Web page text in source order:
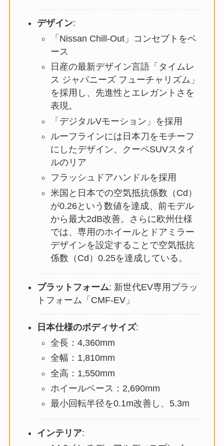
デザイン:
「Nissan Chill-Out」コンセプトをベ
ース
日産の最新デザイン言語「タイムレ
ス ジャパニーズ フューチャリズム」
を採用し、先進性とエレガントさを
表現。
「デジタルVモーション」を採用
ルーフラインには日本刀をモチーフ
にしたデザイン、クーペSUVスタイ
ルのリア
フラッシュドアハンドルを採用
米国と日本での空気抵抗係数（Cd）
が0.26という数値を達成、前モデル
から最大2dB改善。さらに欧州仕様
では、専用のホイールとドアミラー
デザインを設定することで空気抵抗
係数（Cd）0.25を達成している。
プラットフォーム: 新世代EV専用プラッ
トフォーム「CMF-EV」
日本仕様のボディサイズ:
全長：4,360mm
全幅：1,810mm
全高：1,550mm
ホイールベース：2,690mm
最小回転半径を0.1m改善し、5.3m
インテリア: